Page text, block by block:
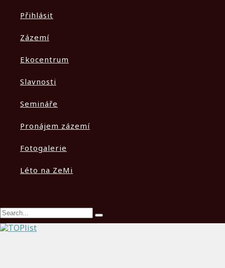
Přihlásit
Zázemí
Ekocentrum
Slavnosti
Semináře
Pronájem zázemí
Fotogalerie
Léto na ZeMi